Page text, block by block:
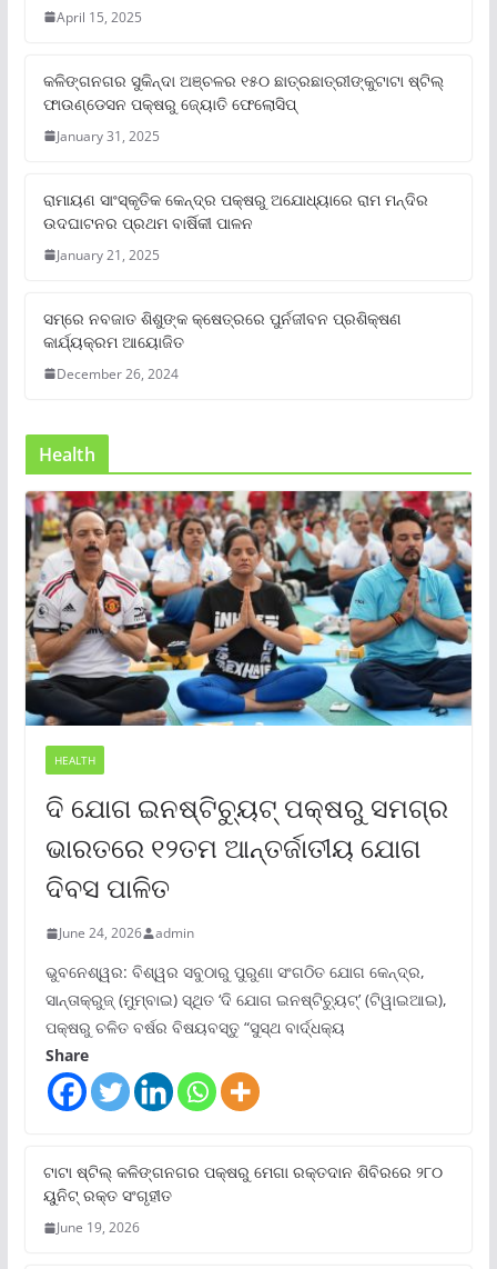
April 15, 2025
କଳିଙ୍ଗନଗର ସୁକିନ୍ଦା ଅଞ୍ଚଳର ୧୫୦ ଛାତ୍ରଛାତ୍ରୀଙ୍କୁଟାଟା ଷ୍ଟିଲ୍
ଫାଉଣ୍ଡେସନ ପକ୍ଷରୁ ଜ୍ୟୋତି ଫେଲୋସିପ୍‌
January 31, 2025
ରାମାୟଣ ସାଂସ୍କୃତିକ କେନ୍ଦ୍ର ପକ୍ଷରୁ ଅଯୋଧ୍ୟାରେ ରାମ ମନ୍ଦିର
ଉଦଘାଟନର ପ୍ରଥମ ବାର୍ଷିକୀ ପାଳନ
January 21, 2025
ସମ୍‌ରେ ନବଜାତ ଶିଶୁଙ୍କ କ୍ଷେତ୍ରରେ ପୁର୍ନଜୀବନ ପ୍ରଶିକ୍ଷଣ
କାର୍ଯ୍ୟକ୍ରମ ଆୟୋଜିତ
December 26, 2024
Health
HEALTH
ଦି ଯୋଗ ଇନଷ୍ଟିଚ୍ୟୁଟ୍ ପକ୍ଷରୁ ସମଗ୍ର
ଭାରତରେ ୧୨ତମ ଆନ୍ତର୍ଜାତୀୟ ଯୋଗ
ଦିବସ ପାଳିତ
June 24, 2026 admin
ଭୁବନେଶ୍ୱର: ବିଶ୍ୱର ସବୁଠାରୁ ପୁରୁଣା ସଂଗଠିତ ଯୋଗ କେନ୍ଦ୍ର,
ସାନ୍ତାକ୍ରୁଜ୍ (ମୁମ୍ବାଇ) ସ୍ଥିତ ‘ଦି ଯୋଗ ଇନଷ୍ଟିଚ୍ୟୁଟ୍‌’ (ଟିୱାଇଆଇ),
ପକ୍ଷରୁ ଚଳିତ ବର୍ଷର ବିଷୟବସ୍ତୁ “ସୁସ୍ଥ ବାର୍ଦ୍ଧକ୍ୟ
Share
ଟାଟା ଷ୍ଟିଲ୍‌ କଳିଙ୍ଗନଗର ପକ୍ଷରୁ ମେଗା ରକ୍ତଦାନ ଶିବିରରେ ୨୮୦
ୟୁନିଟ୍‌ ରକ୍ତ ସଂଗୃହୀତ
June 19, 2026